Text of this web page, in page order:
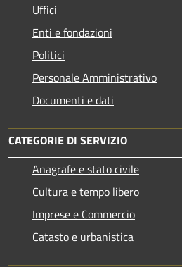
Uffici
Enti e fondazioni
Politici
Personale Amministrativo
Documenti e dati
CATEGORIE DI SERVIZIO
Anagrafe e stato civile
Cultura e tempo libero
Imprese e Commercio
Catasto e urbanistica